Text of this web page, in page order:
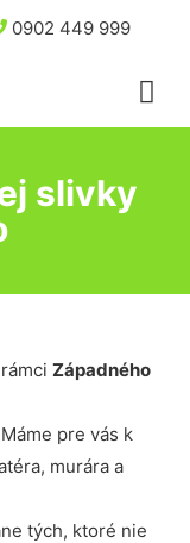
0902 449 999
slivky
Západného
pre vás k
murára a
tých, ktoré nie